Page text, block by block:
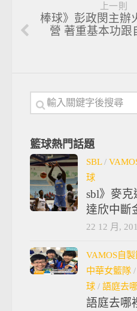
上一則
棒球》彭政閔主辦
營 著重基本功跟
籃球熱門話題
SBL/
球
sbl》麥克
達欣中斷
22 12 月,
VAMOS自製
中華女籃隊 /
球 / 語庭去
語庭去哪